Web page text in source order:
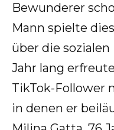
Bewunderer
Mann spielte
über die
Jahr lang
TikTok-Follower
in denen er